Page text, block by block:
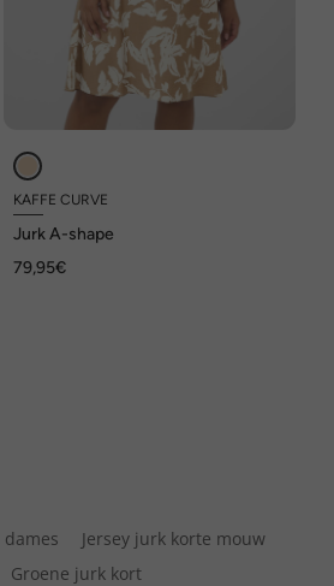
KAFFE CURVE
Jurk A-shape
79,95€
Jersey jurk korte mouw
Groene jurk kort